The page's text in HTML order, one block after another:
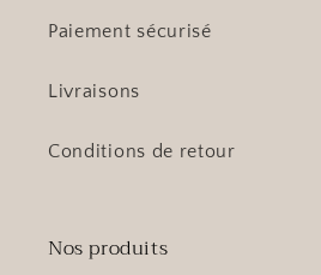
Paiement sécurisé
Livraisons
Conditions de retour
Nos produits